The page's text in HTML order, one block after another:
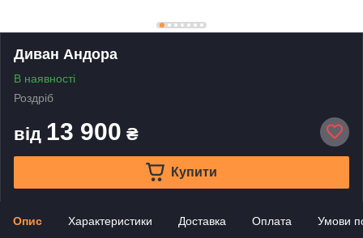
Диван Андора
В наявності
Роздріб
від 13 900 ₴
Купити
Опис Характеристики Доставка Оплата Умови